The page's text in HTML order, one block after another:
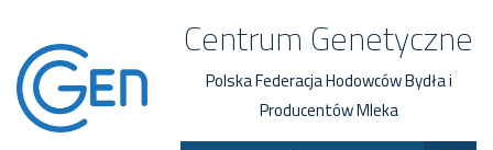
Centrum Genetyczne
Polska Federacja Hodowców Bydła i
Producentów Mleka